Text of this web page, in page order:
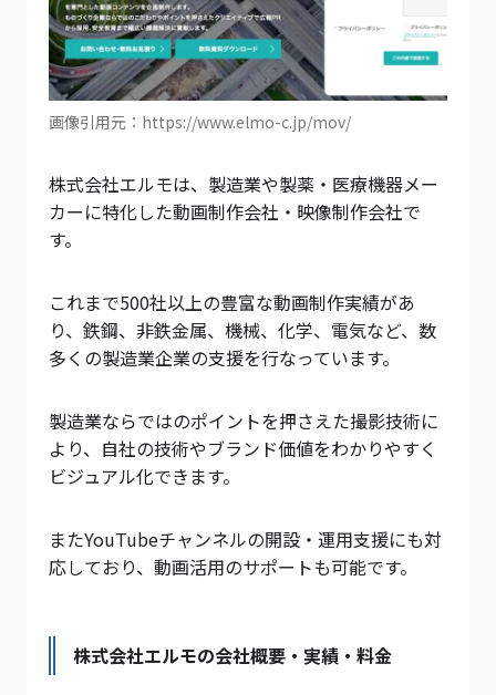
画像引用元：https://www.elmo-c.jp/mov/
株式会社エルモは、製造業や製薬・医療機器メー
カーに特化した動画制作会社・映像制作会社で
す。
これまで500社以上の豊富な動画制作実績があ
り、鉄鋼、非鉄金属、機械、化学、電気など、数
多くの製造業企業の支援を行なっています。
製造業ならではのポイントを押さえた撮影技術に
より、自社の技術やブランド価値をわかりやすく
ビジュアル化できます。
またYouTubeチャンネルの開設・運用支援にも対
応しており、動画活用のサポートも可能です。
株式会社エルモの会社概要・実績・料金